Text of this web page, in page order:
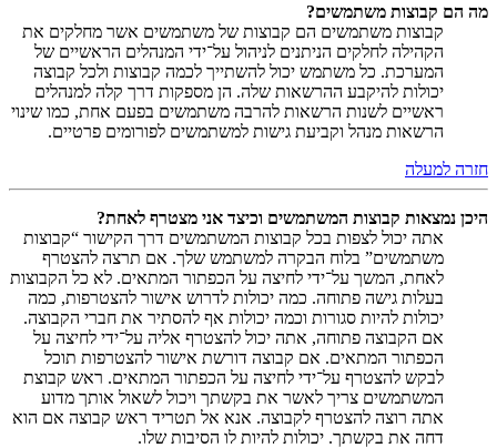
מה הם קבוצות משתמשים?
קבוצות משתמשים הם קבוצות של משתמשים אשר מחלקים את
הקהילה לחלקים הניתנים לניהול על־ידי המנהלים הראשיים של
המערכת. כל משתמש יכול להשתייך לכמה קבוצות ולכל קבוצה
יכולות להיקבע ההרשאות שלה. הן מספקות דרך קלה למנהלים
ראשיים לשנות הרשאות להרבה משתמשים בפעם אחת, כמו שינוי
הרשאות מנהל וקביעת גישות למשתמשים לפורומים פרטיים.
חזרה למעלה
היכן נמצאות קבוצות המשתמשים וכיצד אני מצטרף לאחת?
אתה יכול לצפות בכל קבוצות המשתמשים דרך הקישור “קבוצות
משתמשים” בלוח הבקרה למשתמש שלך. אם תרצה להצטרף
לאחת, המשך על־ידי לחיצה על הכפתור המתאים. לא כל הקבוצות
בעלות גישה פתוחה. כמה יכולות לדרוש אישור להצטרפות, כמה
יכולות להיות סגורות וכמה יכולות אף להסתיר את חברי הקבוצה.
אם הקבוצה פתוחה, אתה יכול להצטרף אליה על־ידי לחיצה על
הכפתור המתאים. אם קבוצה דורשת אישור להצטרפות תוכל
לבקש להצטרף על־ידי לחיצה על הכפתור המתאים. ראש קבוצת
המשתמשים צריך לאשר את בקשתך ויכול לשאול אותך מדוע
אתה רוצה להצטרף לקבוצה. אנא אל תטריד ראש קבוצה אם הוא
דחה את בקשתך. יכולות להיות לו הסיבות שלו.